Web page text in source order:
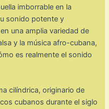
imborrable en la
sonido potente y
una amplia variedad de
y la música afro-cubana,
es realmente el sonido
cilíndrica, originario de
cubanos durante el siglo